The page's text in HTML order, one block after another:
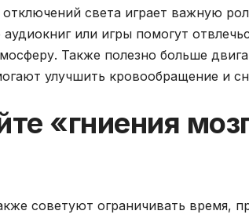
света играет важную
или игры помогут
Также полезно больше
улучшить кровообращение и
«гниения
советуют ограничивать время,